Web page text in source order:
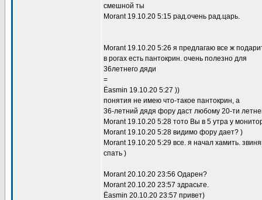
смешной ты
Morant 19.10.20 5:15 рад.очень рад.царь.
Morant 19.10.20 5:26 я предлагаю все ж
в рогах есть пантокрин. очень полезно для
36летнего дяди
=
Ёasmin 19.10.20 5:27 ))
понятия не имею что-такое пантокрин, а
36-летний дядя фору даст любому 20-ти
Morant 19.10.20 5:28 тото Вы в 5 утра у
Morant 19.10.20 5:28 видимо фору дает? )
Morant 19.10.20 5:29 все. я начал хамить.
спать )
Morant 20.10.20 23:56 Одарен?
Morant 20.10.20 23:57 здрасьте.
Ёasmin 20.10.20 23:57 привет)